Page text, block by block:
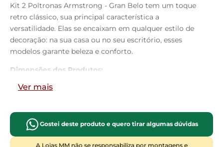
Kit 2 Poltronas Armstrong - Gran Belo tem um toque
retro clássico, sua principal característica a
versatilidade. Elas se encaixam em qualquer estilo de
decoração: na sua casa ou no seu escritório, esses
modelos garante beleza e conforto.
Dimensões dos Produtos:
Altura:90 cm
Altura do Assento até o Chão:
Largura do Braço:22 cm
Ver mais
Gostei deste produto e quero tirar algumas dúvidas
A Lojas MM não se responsabiliza por montagens e